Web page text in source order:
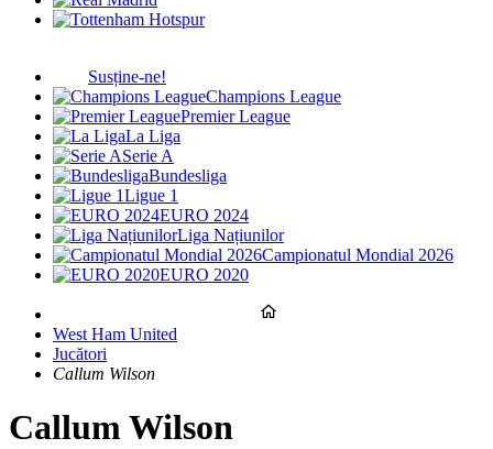
Susține-ne!
Champions League
Premier League
La Liga
Serie A
Bundesliga
Ligue 1
EURO 2024
Liga Națiunilor
Campionatul Mondial 2026
EURO 2020
West Ham United
Jucători
Callum Wilson
Callum Wilson